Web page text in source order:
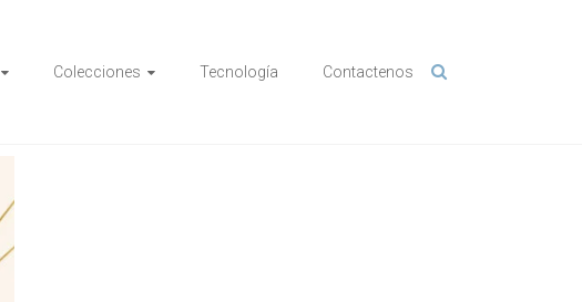
Colecciones Tecnología Contactenos